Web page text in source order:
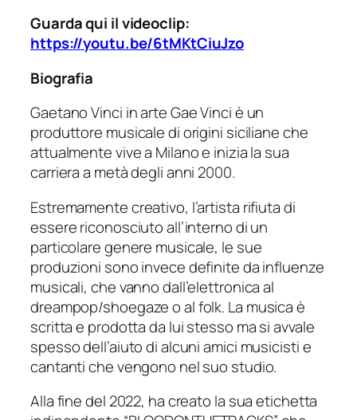
Guarda qui il videoclip:
https://youtu.be/6tMKtCiuJzo
Biografia
Gaetano Vinci in arte Gae Vinci è un
produttore musicale di origini siciliane che
attualmente vive a Milano e inizia la sua
carriera a metà degli anni 2000.
Estremamente creativo, l’artista rifiuta di
essere riconosciuto all’interno di un
particolare genere musicale, le sue
produzioni sono invece definite da influenze
musicali, che vanno dall’elettronica al
dreampop/shoegaze o al folk. La musica è
scritta e prodotta da lui stesso ma si avvale
spesso dell’aiuto di alcuni amici musicisti e
cantanti che vengono nel suo studio.
Alla fine del 2022, ha creato la sua etichetta